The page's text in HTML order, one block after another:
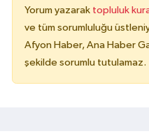
Yorum yazarak topluluk
ve tüm sorumluluğu
Afyon Haber, Ana Haber
şekilde sorumlu tutulamaz.